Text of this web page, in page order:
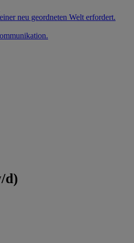
neu geordneten Welt erfordert.
d)